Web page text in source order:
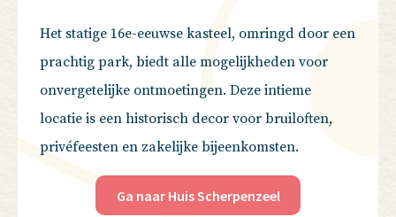
Het statige 16e-eeuwse kasteel, omringd door een
prachtig park, biedt alle mogelijkheden voor
onvergetelijke ontmoetingen. Deze intieme
locatie is een historisch decor voor bruiloften,
privéfeesten en zakelijke bijeenkomsten.
Ga naar Huis Scherpenzeel